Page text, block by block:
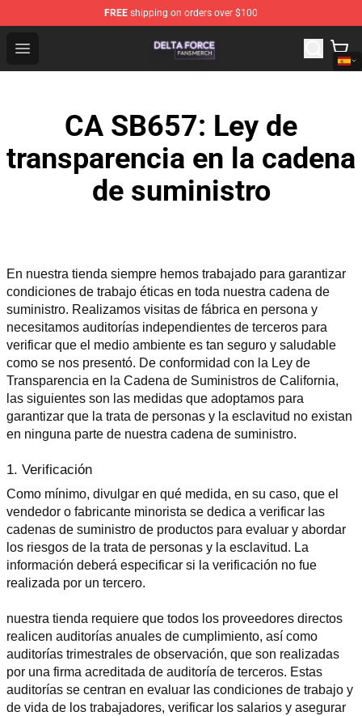
FREE shipping on orders over $100
Open menu
Delta Force Shop - Official Delta Force Merchandise
CA SB657: Ley de
transparencia en la cadena
de suministro
En nuestra tienda siempre hemos trabajado para garantizar
condiciones de trabajo éticas en toda nuestra cadena de
suministro. Realizamos visitas de fábrica en persona y
necesitamos auditorías independientes de terceros para
verificar que el medio ambiente es tan seguro y saludable
como se nos presentó. De conformidad con la Ley de
Transparencia en la Cadena de Suministros de California,
las siguientes son las medidas que adoptamos para
garantizar que la trata de personas y la esclavitud no existan
en ninguna parte de nuestra cadena de suministro.
1. Verificación
Como mínimo, divulgar en qué medida, en su caso, que el
vendedor o fabricante minorista se dedica a verificar las
cadenas de suministro de productos para evaluar y abordar
los riesgos de la trata de personas y la esclavitud. La
información deberá especificar si la verificación no fue
realizada por un tercero.
nuestra tienda requiere que todos los proveedores directos
realicen auditorías anuales de cumplimiento, así como
auditorías trimestrales de observación, que son realizadas
por una firma acreditada de auditoría de terceros. Estas
auditorías se centran en evaluar las condiciones de trabajo y
de vida de los trabajadores, verificar los salarios y asegurar